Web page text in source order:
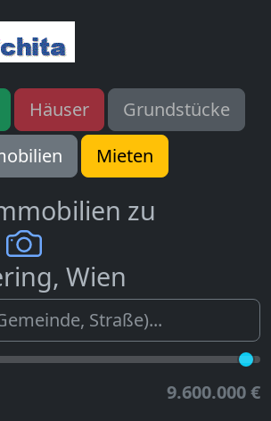
Häuser
Grundstücke
Mieten
zu
Wien
9.600.000 €